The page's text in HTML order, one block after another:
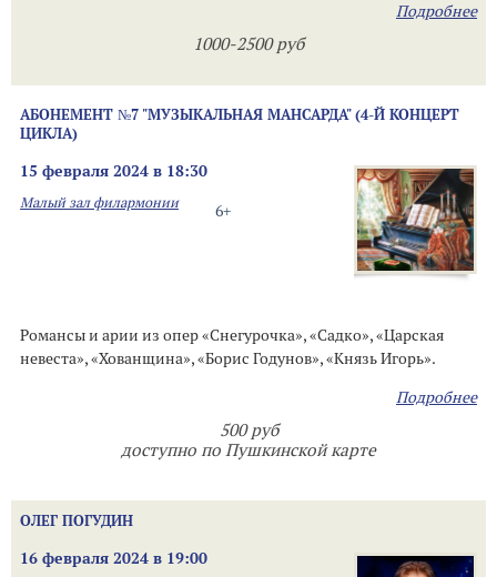
Подробнее
1000-2500 руб
АБОНЕМЕНТ №7 "МУЗЫКАЛЬНАЯ МАНСАРДА" (4-Й КОНЦЕРТ
ЦИКЛА)
15 февраля 2024 в 18:30
6+
Малый зал филармонии
Романсы и арии из опер «Снегурочка», «Садко», «Царская
невеста», «Хованщина», «Борис Годунов», «Князь Игорь».
Подробнее
500 руб
доступно по Пушкинской карте
ОЛЕГ ПОГУДИН
16 февраля 2024 в 19:00